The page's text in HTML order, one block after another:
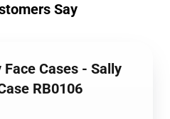
Say
Cases - Sally
RB0106